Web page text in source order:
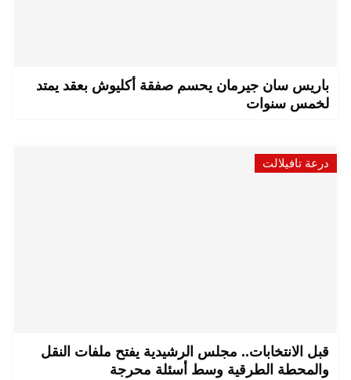
باريس سان جيرمان يحسم صفقة أكليوش بعقد يمتد
لخمس سنوات
درعة تافيلالت
قبل الانتخابات.. مجلس الرشيدية يفتح ملفات النقل
والمحطة الطرقية وسط أسئلة محرجة